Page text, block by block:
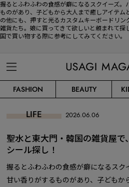
握るとふわふわの食感が癖になるスクイーズ。
ものがあり、子どもから大人まで癒しアイテム
の他にも、押すと光るカスタムキーボードリン
雑貨たち。娘に買ってきて欲しいと頼まれて
国で買い物する際に参考にしてみてください。
FASHION BEAUTY
LIFE 2026.06.06
聖水と東大門・韓国の雑貨屋で
シール探し！
握るとふわふわの食感が癖になるスク
甘い香りがするものがあり、子どもか